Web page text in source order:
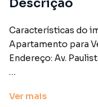
Descrição
Características do
Apartamento para Venda ou
Endereço: Av. Paulista,
Ampla área de
Ver mais